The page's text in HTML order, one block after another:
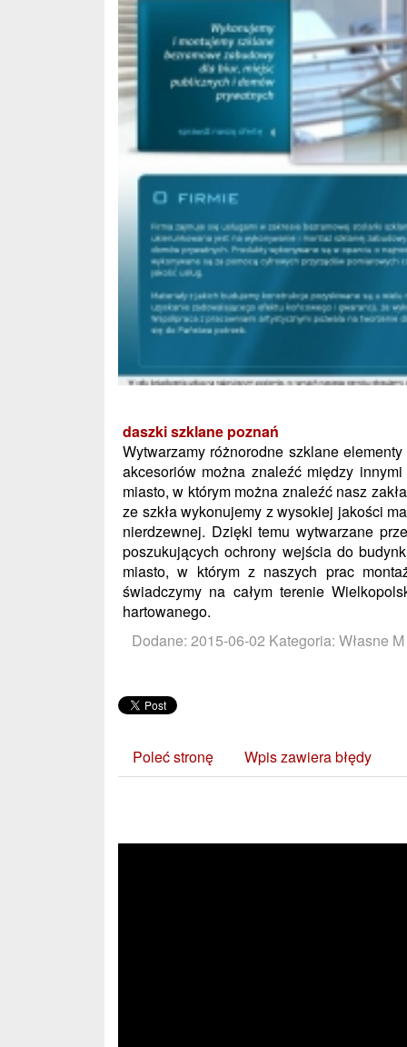
daszki szklane poznań
Wytwarzamy różnorodne szklane
akcesoriów można znaleźć między
miasto, w którym można znaleźć nasz
ze szkła wykonujemy z wysokiej jakości
nierdzewnej. Dzięki temu wytwarzane
poszukujących ochrony wejścia do
miasto, w którym z naszych prac
świadczymy na całym terenie
hartowanego.
Dodane: 2015-06-02 Kategoria: Własne
Poleć stronę Wpis zawiera błędy